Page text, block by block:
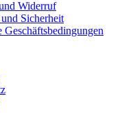
Widerruf
Sicherheit
Geschäftsbedingungen